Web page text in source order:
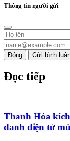
Thông tin người gửi
Đóng Gửi bình luận
Đọc tiếp
Thanh Hóa
danh điện tử